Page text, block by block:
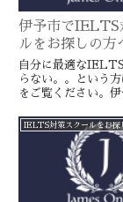
伊予市でIELTS
ルをお探しの方
自分に最適な
らない。。という
をご覧ください。伊
ラインのIELTS対策
実に目標達成が近
留学や移住をお考
学受験を有利に進め